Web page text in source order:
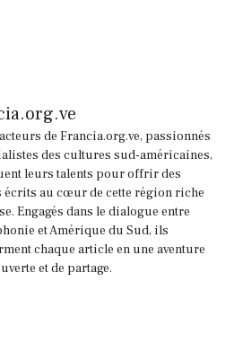
de Francia.org.ve, passionnés
des cultures sud-américaines,
leurs talents pour offrir des
écrits au cœur de cette région riche
Engagés dans le dialogue entre
et Amérique du Sud, ils
chaque article en une aventure
et de partage.